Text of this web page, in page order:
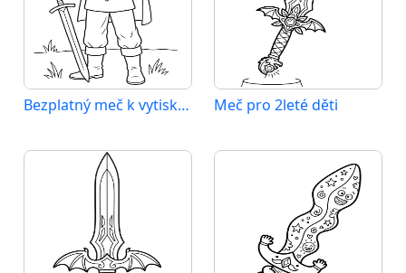
Bezplatný meč k vytisknutí Meč pro 2leté děti